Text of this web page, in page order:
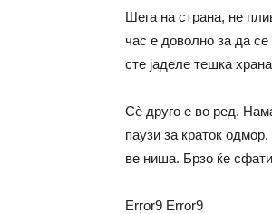
Шега на страна, не
час е доволно за да
сте јаделе тешка
Сѐ друго е во ред.
паузи за краток
ве ниша. Брзо ќе
Error9 Error9